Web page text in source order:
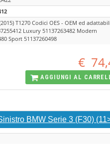
T1270 Codici OES - OEM ed adattabili
Luxury 51137263482 Modern
Sport 51137260498
€
AGGIUNGI AL
BMW Serie 3 (F30)